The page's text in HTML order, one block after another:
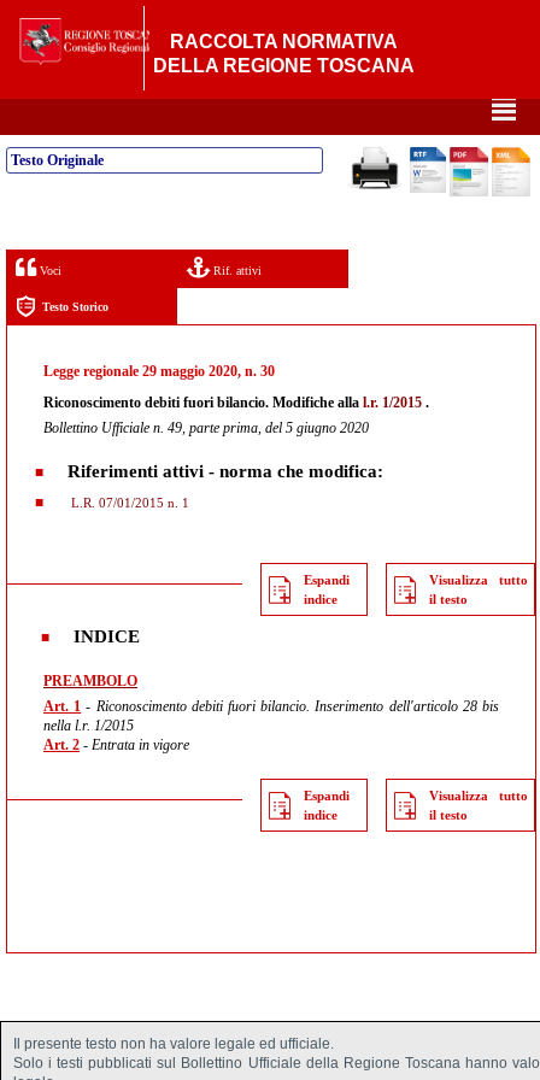
RACCOLTA NORMATIVA
DELLA REGIONE TOSCANA
²
Testo Originale
Voci Rif. attivi
Testo Storico
Legge regionale 29 maggio 2020, n. 30
Riconoscimento debiti fuori bilancio. Modifiche alla l.r. 1/2015 .
Bollettino Ufficiale n. 49, parte prima, del 5 giugno 2020
Riferimenti attivi - norma che modifica:
L.R. 07/01/2015 n. 1
Espandi
indice
Visualizza tutto
il testo
INDICE
PREAMBOLO
Art. 1 - Riconoscimento debiti fuori bilancio. Inserimento dell'articolo 28 bis
nella l.r. 1/2015
Art. 2 - Entrata in vigore
Espandi
indice
Visualizza tutto
il testo
Il presente testo non ha valore legale ed ufficiale.
Solo i testi pubblicati sul Bollettino Ufficiale della Regione Toscana hanno